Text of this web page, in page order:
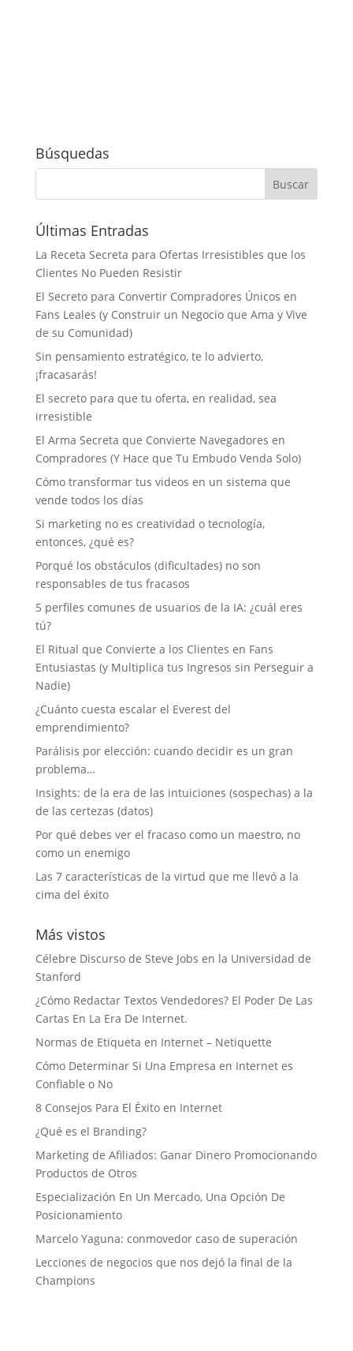
Búsquedas
Últimas Entradas
La Receta Secreta para Ofertas Irresistibles que los
Clientes No Pueden Resistir
El Secreto para Convertir Compradores Únicos en
Fans Leales (y Construir un Negocio que Ama y Vive
de su Comunidad)
Sin pensamiento estratégico, te lo advierto,
¡fracasarás!
El secreto para que tu oferta, en realidad, sea
irresistible
El Arma Secreta que Convierte Navegadores en
Compradores (Y Hace que Tu Embudo Venda Solo)
Cómo transformar tus videos en un sistema que
vende todos los días
Si marketing no es creatividad o tecnología,
entonces, ¿qué es?
Porqué los obstáculos (dificultades) no son
responsables de tus fracasos
5 perfiles comunes de usuarios de la IA: ¿cuál eres
tú?
El Ritual que Convierte a los Clientes en Fans
Entusiastas (y Multiplica tus Ingresos sin Perseguir a
Nadie)
¿Cuánto cuesta escalar el Everest del
emprendimiento?
Parálisis por elección: cuando decidir es un gran
problema…
Insights: de la era de las intuiciones (sospechas) a la
de las certezas (datos)
Por qué debes ver el fracaso como un maestro, no
como un enemigo
Las 7 características de la virtud que me llevó a la
cima del éxito
Más vistos
Célebre Discurso de Steve Jobs en la Universidad de
Stanford
¿Cómo Redactar Textos Vendedores? El Poder De Las
Cartas En La Era De Internet.
Normas de Etiqueta en Internet – Netiquette
Cómo Determinar Si Una Empresa en Internet es
Confiable o No
8 Consejos Para El Éxito en Internet
¿Qué es el Branding?
Marketing de Afiliados: Ganar Dinero Promocionando
Productos de Otros
Especialización En Un Mercado, Una Opción De
Posicionamiento
Marcelo Yaguna: conmovedor caso de superación
Lecciones de negocios que nos dejó la final de la
Champions